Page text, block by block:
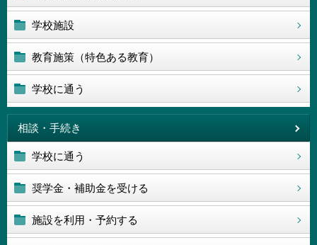
学校施設
教育施策（特色ある教育）
学校に通う
相談・手続き
学校に通う
奨学金・補助金を受ける
施設を利用・予約する